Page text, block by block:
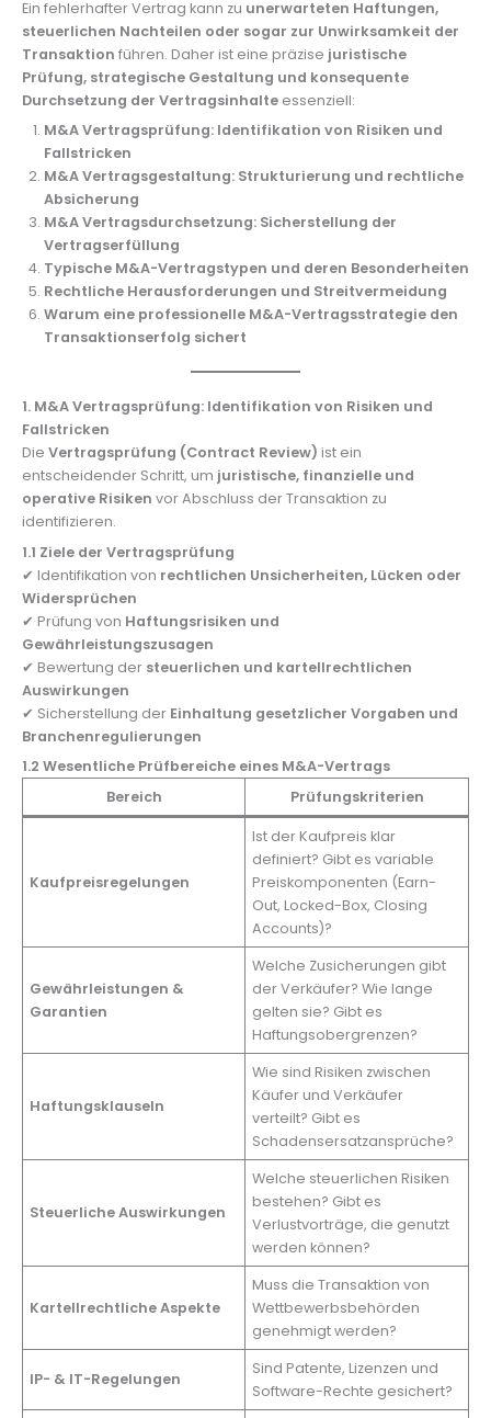
Ein fehlerhafter Vertrag kann zu unerwarteten Haftungen,
steuerlichen Nachteilen oder sogar zur Unwirksamkeit der
Transaktion führen. Daher ist eine präzise juristische
Prüfung, strategische Gestaltung und konsequente
Durchsetzung der Vertragsinhalte essenziell:
M&A Vertragsprüfung: Identifikation von Risiken und
Fallstricken
M&A Vertragsgestaltung: Strukturierung und rechtliche
Absicherung
M&A Vertragsdurchsetzung: Sicherstellung der
Vertragserfüllung
Typische M&A-Vertragstypen und deren Besonderheiten
Rechtliche Herausforderungen und Streitvermeidung
Warum eine professionelle M&A-Vertragsstrategie den
Transaktionserfolg sichert
1. M&A Vertragsprüfung: Identifikation von Risiken und
Fallstricken
Die Vertragsprüfung (Contract Review) ist ein
entscheidender Schritt, um juristische, finanzielle und
operative Risiken vor Abschluss der Transaktion zu
identifizieren.
1.1 Ziele der Vertragsprüfung
✔ Identifikation von rechtlichen Unsicherheiten, Lücken oder
Widersprüchen
✔ Prüfung von Haftungsrisiken und
Gewährleistungszusagen
✔ Bewertung der steuerlichen und kartellrechtlichen
Auswirkungen
✔ Sicherstellung der Einhaltung gesetzlicher Vorgaben und
Branchenregulierungen
1.2 Wesentliche Prüfbereiche eines M&A-Vertrags
Bereich
Prüfungskriterien
Kaufpreisregelungen
Ist der Kaufpreis klar
definiert? Gibt es variable
Preiskomponenten (Earn-
Out, Locked-Box, Closing
Accounts)?
Gewährleistungen &
Garantien
Welche Zusicherungen gibt
der Verkäufer? Wie lange
gelten sie? Gibt es
Haftungsobergrenzen?
Haftungsklauseln
Wie sind Risiken zwischen
Käufer und Verkäufer
verteilt? Gibt es
Schadensersatzansprüche?
Steuerliche Auswirkungen
Welche steuerlichen Risiken
bestehen? Gibt es
Verlustvorträge, die genutzt
werden können?
Kartellrechtliche Aspekte
Muss die Transaktion von
Wettbewerbsbehörden
genehmigt werden?
IP- & IT-Regelungen
Sind Patente, Lizenzen und
Software-Rechte gesichert?